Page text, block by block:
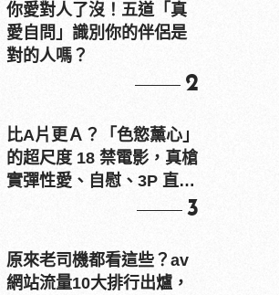
你愛對人了沒！五道「真
愛自問」識別你的伴侶是
對的人嗎？
2
比A片更Ａ？「色慾薰心」
的超尺度 18 禁電影，真槍
實彈性愛、自慰、3P 直接
3
原來老司機都看這些？av
網站流量10大排行出爐，